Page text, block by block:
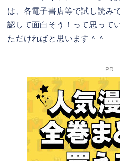
は、各電子書店等で試し読み
認して面白そう！って思って
ただければと思います＾＾
PR